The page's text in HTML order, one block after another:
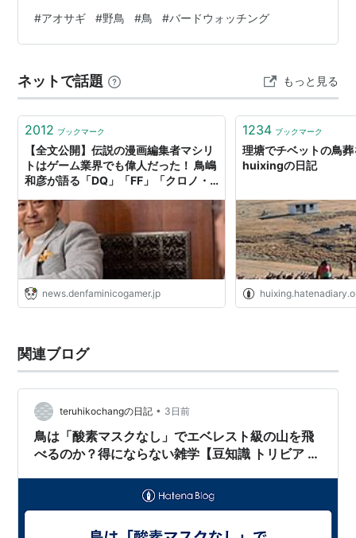
す。 全身を羽毛で覆われた鳥たちは開口呼吸で厳しい暑
さに耐えています。 今回登場したアオサギは、羽の色が
て体験する猛暑の夏をひたすら生き抜いている幼いアオ
サギたち。 「がんばれ」と心の中で声援を送りつつ撮影
しました。 アオサギ（青鷺、蒼鷺）…
#アオサギ #野鳥 #鳥 #バードウォッチング
ネットで話題 もっと見る
2012 ブックマーク
【全文公開】伝説の漫画編集者マシリ
トはゲーム業界でも偉人だった！ 鳥嶋
和彦が語る「DQ」「FF」「クロノ・
news.denfaminicogamer.jp
1234 ブックマーク
理塘でチベットの鳥
huixingの日記
関連ブログ
teruhikochangの日記 • 3日前
鳥は「酸素マスクなし」でエベレスト級の山を飛
べるのか？得にならない雑学【豆知識 トリビア 面